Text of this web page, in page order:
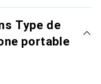
Type de
portable